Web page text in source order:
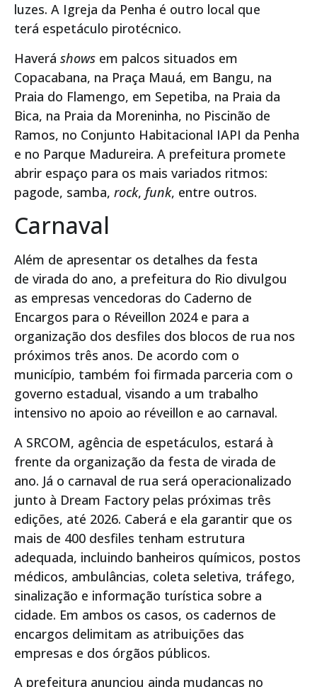
luzes. A Igreja da Penha é outro local que
terá espetáculo pirotécnico.
Haverá shows em palcos situados em
Copacabana, na Praça Mauá, em Bangu, na
Praia do Flamengo, em Sepetiba, na Praia da
Bica, na Praia da Moreninha, no Piscinão de
Ramos, no Conjunto Habitacional IAPI da Penha
e no Parque Madureira. A prefeitura promete
abrir espaço para os mais variados ritmos:
pagode, samba, rock, funk, entre outros.
Carnaval
Além de apresentar os detalhes da festa
de virada do ano, a prefeitura do Rio divulgou
as empresas vencedoras do Caderno de
Encargos para o Réveillon 2024 e para a
organização dos desfiles dos blocos de rua nos
próximos três anos. De acordo com o
município, também foi firmada parceria com o
governo estadual, visando a um trabalho
intensivo no apoio ao réveillon e ao carnaval.
A SRCOM, agência de espetáculos, estará à
frente da organização da festa de virada de
ano. Já o carnaval de rua será operacionalizado
junto à Dream Factory pelas próximas três
edições, até 2026. Caberá e ela garantir que os
mais de 400 desfiles tenham estrutura
adequada, incluindo banheiros químicos, postos
médicos, ambulâncias, coleta seletiva, tráfego,
sinalização e informação turística sobre a
cidade. Em ambos os casos, os cadernos de
encargos delimitam as atribuições das
empresas e dos órgãos públicos.
A prefeitura anunciou ainda mudanças no